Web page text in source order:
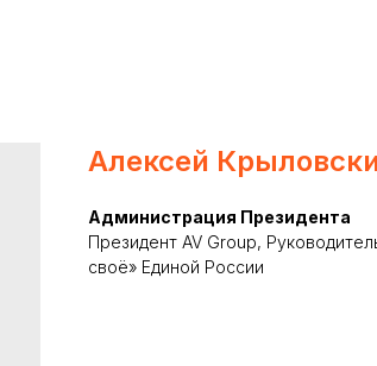
Алексей
Администрация Президента
Президент AV Group,
своё» Единой России